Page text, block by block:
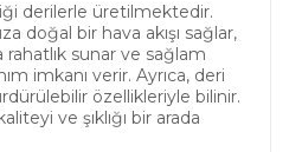
derilerle üretilmektedir.
doğal bir hava akışı sağlar,
sunar ve sağlam
imkanı verir. Ayrıca, deri
özellikleriyle bilinir.
ve şıklığı bir arada